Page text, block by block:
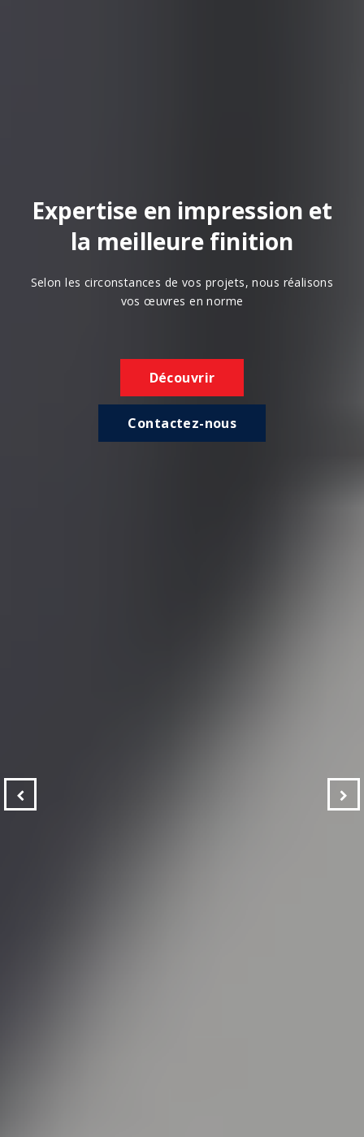
Expertise en impression et
la meilleure finition
Selon les circonstances de vos projets, nous réalisons
vos œuvres en norme
Découvrir
Contactez-nous